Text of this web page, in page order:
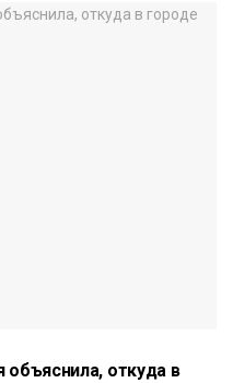
объяснила, откуда в